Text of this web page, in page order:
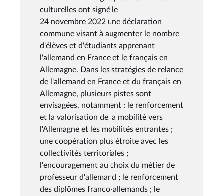
culturelles ont signé le
24 novembre 2022 une déclaration
commune visant à augmenter le nombre
d'élèves et d'étudiants apprenant
l'allemand en France et le français en
Allemagne. Dans les stratégies de relance
de l'allemand en France et du français en
Allemagne, plusieurs pistes sont
envisagées, notamment : le renforcement
et la valorisation de la mobilité vers
l'Allemagne et les mobilités entrantes ;
une coopération plus étroite avec les
collectivités territoriales ;
l'encouragement au choix du métier de
professeur d'allemand ; le renforcement
des diplômes franco-allemands ; le